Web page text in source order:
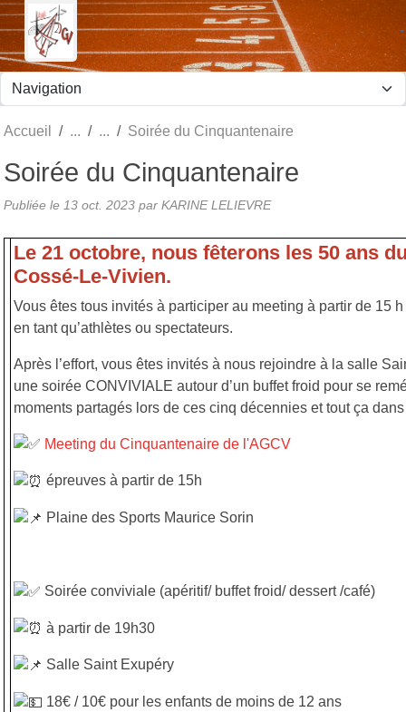
Accueil Soirée du Cinquantenaire
Soirée du Cinquantenaire
Publiée le 13 oct. 2023 par KARINE LELIEVRE
Le 21 octobre, nous fêterons les 50 ans
Cossé-Le-Vivien.
Vous êtes tous invités à participer au meeting à partir de 15
en tant qu’athlètes ou spectateurs.
Après l’effort, vous êtes invités à nous rejoindre à la salle
une soirée CONVIVIALE autour d’un buffet froid pour se
moments partagés lors de ces cinq décennies et tout ça
Meeting du Cinquantenaire de l'AGCV
épreuves à partir de 15h
Plaine des Sports Maurice Sorin
Soirée conviviale (apéritif/ buffet froid/ dessert /café)
à partir de 19h30
Salle Saint Exupéry
18€ / 10€ pour les enfants de moins de 12 ans
Panneau de gestion des cookies